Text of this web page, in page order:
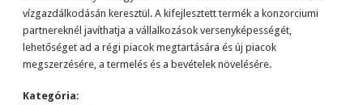
vízgazdálkodásán keresztül. A kifejlesztett termék a konzorciumi
partnereknél javíthatja a vállalkozások versenyképességét,
lehetőséget ad a régi piacok megtartására és új piacok
megszerzésére, a termelés és a bevételek növelésére.
Kategória: